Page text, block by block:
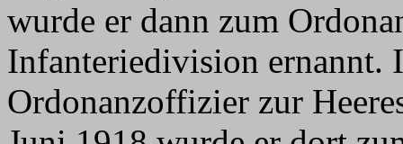
wurde er dann zum
Infanteriedivision ernannt.
Ordonanzoffizier zur